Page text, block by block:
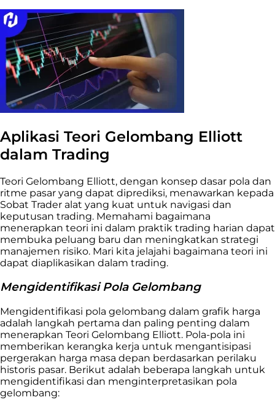
Aplikasi Teori Gelombang Elliott
dalam Trading
Teori Gelombang Elliott, dengan konsep dasar pola dan
ritme pasar yang dapat diprediksi, menawarkan kepada
Sobat Trader alat yang kuat untuk navigasi dan
keputusan trading. Memahami bagaimana
menerapkan teori ini dalam praktik trading harian dapat
membuka peluang baru dan meningkatkan strategi
manajemen risiko. Mari kita jelajahi bagaimana teori ini
dapat diaplikasikan dalam trading.
Mengidentifikasi Pola Gelombang
Mengidentifikasi pola gelombang dalam grafik harga
adalah langkah pertama dan paling penting dalam
menerapkan Teori Gelombang Elliott. Pola-pola ini
memberikan kerangka kerja untuk mengantisipasi
pergerakan harga masa depan berdasarkan perilaku
historis pasar. Berikut adalah beberapa langkah untuk
mengidentifikasi dan menginterpretasikan pola
gelombang: